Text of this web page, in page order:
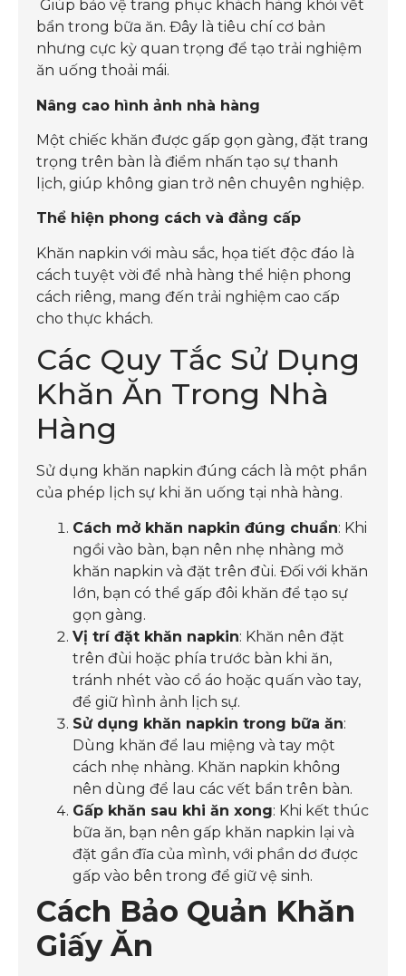
Giúp bảo vệ trang phục khách hàng khỏi vết
bẩn trong bữa ăn. Đây là tiêu chí cơ bản
nhưng cực kỳ quan trọng để tạo trải nghiệm
ăn uống thoải mái.
Nâng cao hình ảnh nhà hàng
Một chiếc khăn được gấp gọn gàng, đặt trang
trọng trên bàn là điểm nhấn tạo sự thanh
lịch, giúp không gian trở nên chuyên nghiệp.
Thể hiện phong cách và đẳng cấp
Khăn napkin với màu sắc, họa tiết độc đáo là
cách tuyệt vời để nhà hàng thể hiện phong
cách riêng, mang đến trải nghiệm cao cấp
cho thực khách.
Các Quy Tắc Sử Dụng
Khăn Ăn Trong Nhà
Hàng
Sử dụng khăn napkin đúng cách là một phần
của phép lịch sự khi ăn uống tại nhà hàng.
Cách mở khăn napkin đúng chuẩn: Khi
ngồi vào bàn, bạn nên nhẹ nhàng mở
khăn napkin và đặt trên đùi. Đối với khăn
lớn, bạn có thể gấp đôi khăn để tạo sự
gọn gàng.
Vị trí đặt khăn napkin: Khăn nên đặt
trên đùi hoặc phía trước bàn khi ăn,
tránh nhét vào cổ áo hoặc quấn vào tay,
để giữ hình ảnh lịch sự.
Sử dụng khăn napkin trong bữa ăn:
Dùng khăn để lau miệng và tay một
cách nhẹ nhàng. Khăn napkin không
nên dùng để lau các vết bẩn trên bàn.
Gấp khăn sau khi ăn xong: Khi kết thúc
bữa ăn, bạn nên gấp khăn napkin lại và
đặt gần đĩa của mình, với phần dơ được
gấp vào bên trong để giữ vệ sinh.
Cách Bảo Quản Khăn
Giấy Ăn